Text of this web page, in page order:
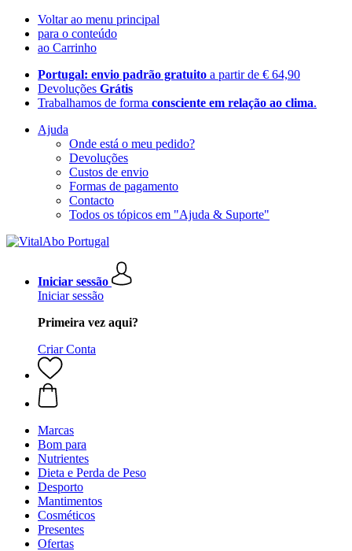
Voltar ao menu principal
para o conteúdo
ao Carrinho
Portugal: envio padrão gratuito a partir de € 64,90
Devoluções Grátis
Trabalhamos de forma consciente em relação ao clima.
Ajuda
Onde está o meu pedido?
Devoluções
Custos de envio
Formas de pagamento
Contacto
Todos os tópicos em "Ajuda & Suporte"
Iniciar sessão
Iniciar sessão
Primeira vez aqui?
Criar Conta
Marcas
Bom para
Nutrientes
Dieta e Perda de Peso
Desporto
Mantimentos
Cosméticos
Presentes
Ofertas